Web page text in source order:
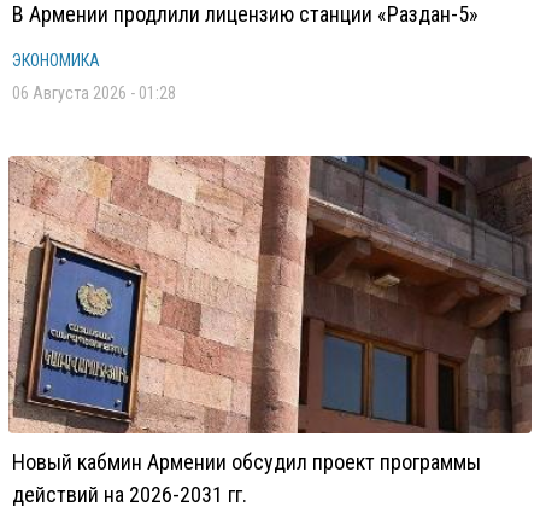
В Армении продлили лицензию станции «Раздан-5»
ЭКОНОМИКА
06 Августа 2026 - 01:28
Новый кабмин Армении обсудил проект программы
действий на 2026-2031 гг.